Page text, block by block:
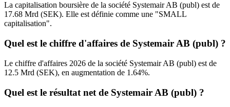
La capitalisation boursière de la société Systemair AB (publ) est de
17.68 Mrd (SEK). Elle est définie comme une "SMALL
capitalisation".
Quel est le chiffre d'affaires de Systemair AB (publ) ?
Le chiffre d'affaires 2026 de la société Systemair AB (publ) est de
12.5 Mrd (SEK), en augmentation de 1.64%.
Quel est le résultat net de Systemair AB (publ) ?